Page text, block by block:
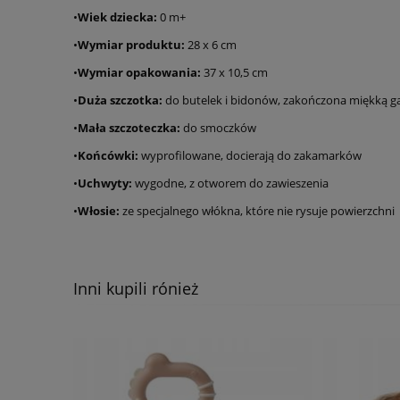
•Wiek dziecka: 0 m+
•Wymiar produktu: 28 x 6 cm
•Wymiar opakowania: 37 x 10,5 cm
•Duża szczotka: do butelek i bidonów, zakończona miękką
•Mała szczoteczka: do smoczków
•Końcówki: wyprofilowane, docierają do zakamarków
•Uchwyty: wygodne, z otworem do zawieszenia
•Włosie: ze specjalnego włókna, które nie rysuje powierzchni
Inni kupili rónież